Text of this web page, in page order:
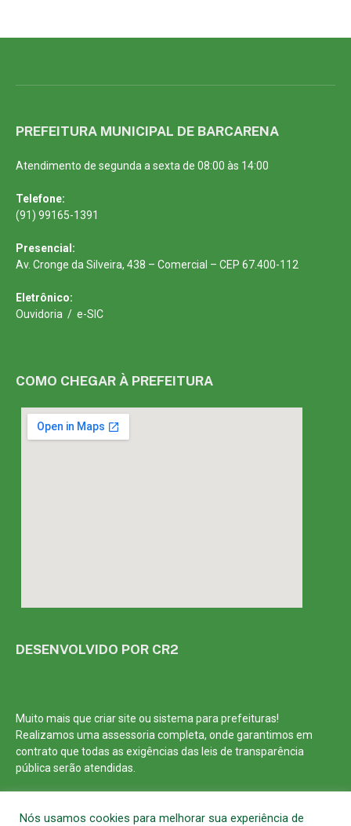
PREFEITURA MUNICIPAL DE BARCARENA
Atendimento de segunda a sexta de 08:00 às 14:00
Telefone:
(91) 99165-1391
Presencial:
Av. Cronge da Silveira, 438 – Comercial – CEP 67.400-112
Eletrônico:
Ouvidoria / e-SIC
COMO CHEGAR À PREFEITURA
DESENVOLVIDO POR CR2
Muito mais que criar site ou sistema para prefeituras!
Realizamos uma assessoria completa, onde garantimos em
contrato que todas as exigências das leis de transparência
pública serão atendidas.
Nós usamos cookies para melhorar sua experiência de